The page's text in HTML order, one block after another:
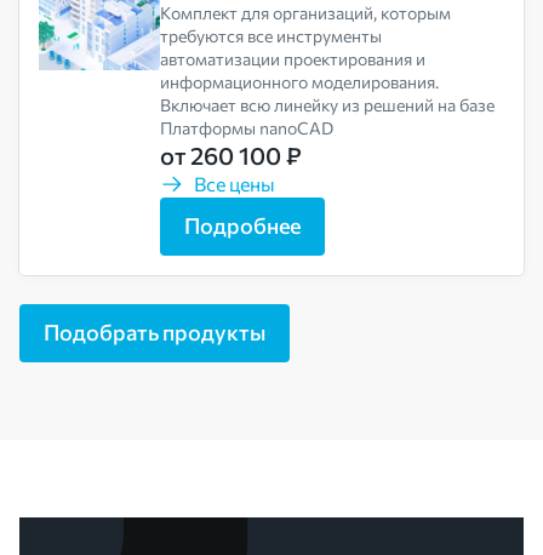
Комплект для организаций, которым
требуются все инструменты
автоматизации проектирования и
информационного моделирования.
Включает всю линейку из решений на базе
Платформы nanoCAD
от 260 100 ₽
Все цены
Подробнее
Подобрать продукты